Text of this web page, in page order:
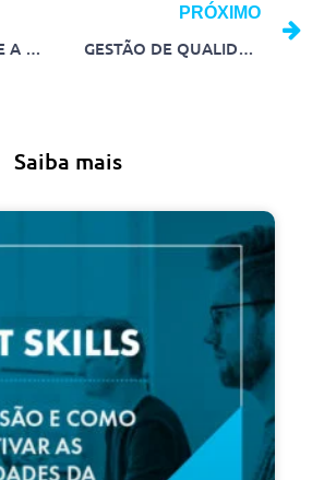
CORONAVÍRUS E A REVOLUÇÃO DIGITAL: COMO ISSO IMPACTA EMPRESAS
PRÓXIMO
GESTÃO DE QUALIDADE: SAIBA TUDO O QUE ENVOLVE
Saiba mais